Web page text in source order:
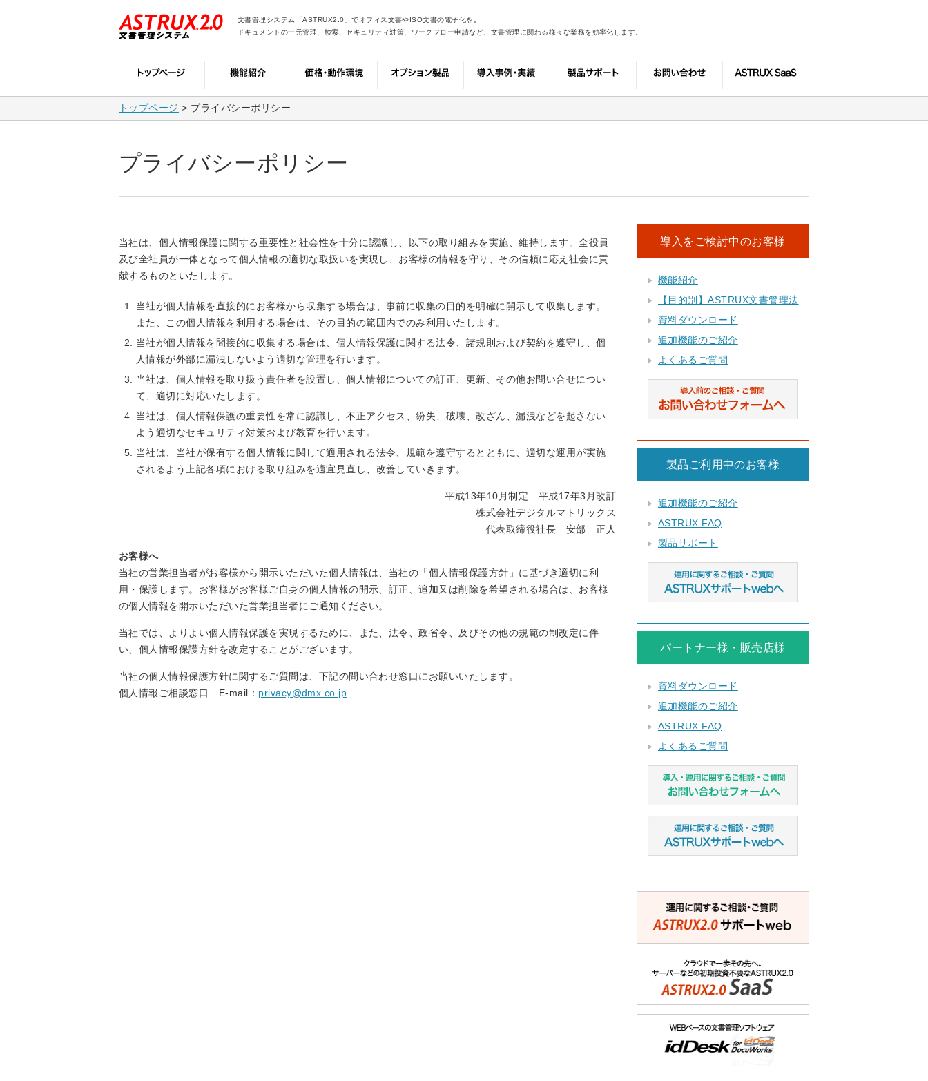
文書管理システム「ASTRUX2.0」でオフィス文書やISO文書の電子化を。
ドキュメントの一元管理、検索、セキュリティ対策、ワークフロー申請など、文書管理に関わる様々な業務を効率化します。
トップページ > プライバシーポリシー
プライバシーポリシー
当社は、個人情報保護に関する重要性と社会性を十分に認識し、以下の取り組みを実施、維持します。全役員
及び全社員が一体となって個人情報の適切な取扱いを実現し、お客様の情報を守り、その信頼に応え社会に貢
献するものといたします。
当社が個人情報を直接的にお客様から収集する場合は、事前に収集の目的を明確に開示して収集します。
また、この個人情報を利用する場合は、その目的の範囲内でのみ利用いたします。
当社が個人情報を間接的に収集する場合は、個人情報保護に関する法令、諸規則および契約を遵守し、個
人情報が外部に漏洩しないよう適切な管理を行います。
当社は、個人情報を取り扱う責任者を設置し、個人情報についての訂正、更新、その他お問い合せについ
て、適切に対応いたします。
当社は、個人情報保護の重要性を常に認識し、不正アクセス、紛失、破壊、改ざん、漏洩などを起さない
よう適切なセキュリティ対策および教育を行います。
当社は、当社が保有する個人情報に関して適用される法令、規範を遵守するとともに、適切な運用が実施
されるよう上記各項における取り組みを適宜見直し、改善していきます。
平成13年10月制定 平成17年3月改訂
株式会社デジタルマトリックス
代表取締役社長 安部 正人
お客様へ
当社の営業担当者がお客様から開示いただいた個人情報は、当社の「個人情報保護方針」に基づき適切に利
用・保護します。お客様がお客様ご自身の個人情報の開示、訂正、追加又は削除を希望される場合は、お客様
の個人情報を開示いただいた営業担当者にご通知ください。
当社では、よりよい個人情報保護を実現するために、また、法令、政省令、及びその他の規範の制改定に伴
い、個人情報保護方針を改定することがございます。
当社の個人情報保護方針に関するご質問は、下記の問い合わせ窓口にお願いいたします。
個人情報ご相談窓口 E-mail： privacy@dmx.co.jp
導入をご検討中のお客様
機能紹介
【目的別】ASTRUX文書管理法
資料ダウンロード
追加機能のご紹介
よくあるご質問
製品ご利用中のお客様
追加機能のご紹介
ASTRUX FAQ
製品サポート
パートナー様・販売店様
資料ダウンロード
追加機能のご紹介
ASTRUX FAQ
よくあるご質問